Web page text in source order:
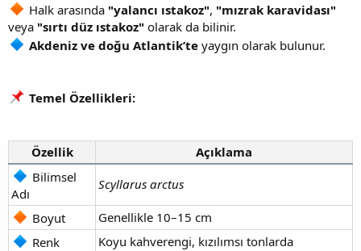
Halk arasında "yalancı ıstakoz", "mızrak karavidası"
veya "sırtı düz ıstakoz" olarak da bilinir.
Akdeniz ve doğu Atlantik’te yaygın olarak bulunur.
Temel Özellikleri:
Özellik
Açıklama
Bilimsel
Adı
Scyllarus arctus
Boyut
Genellikle 10–15 cm
Renk
Koyu kahverengi, kızılımsı tonlarda